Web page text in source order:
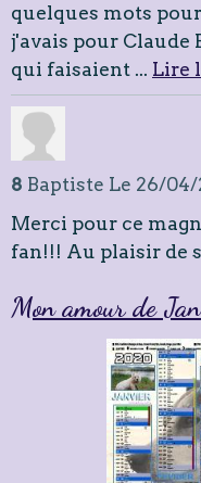
quelques mots
j'avais pour Claude
qui faisaient ... Lire
8 Baptiste Le 26/04/
Merci pour ce
fan!!! Au plaisir de
Mon amour de